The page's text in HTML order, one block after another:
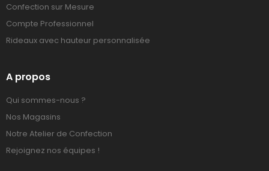
Confection sur Mesure
Compte Professionnel
Rideaux avec hauteur personnalisée
A propos
Qui sommes-nous ?
Nos Magasins
Notre Atelier de Confection
Rejoignez nos équipes !